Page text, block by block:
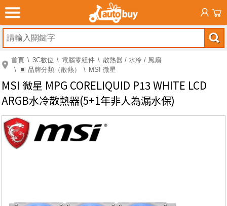
首頁 3C數位 電腦零組件
散熱器 / 水冷 / 風扇
▣ 品牌分類（散熱）
MSI 微星
MSI 微星 MPG CORELIQUID P13 WHITE LCD
ARGB水冷散熱器(5+1年非人為漏水保)